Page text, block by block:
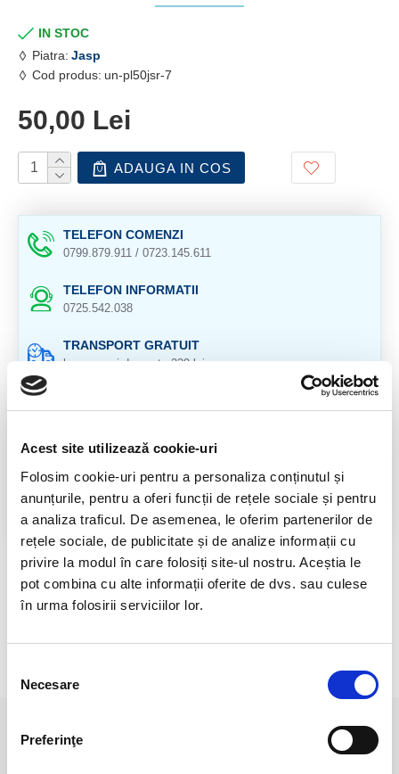
Acest site utilizează cookie-uri
Folosim cookie-uri pentru a personaliza conținutul și
anunțurile, pentru a oferi funcții de rețele sociale și pentru
a analiza traficul. De asemenea, le oferim partenerilor de
rețele sociale, de publicitate și de analize informații cu
privire la modul în care folosiți site-ul nostru. Aceștia le
pot combina cu alte informații oferite de dvs. sau culese
în urma folosirii serviciilor lor.
consimțământului
Necesare
Preferinţe
IN STOC
Piatra: Jasp
Cod produs: un-pl50jsr-7
50,00 Lei
ADAUGA IN COS
TELEFON COMENZI
0799.879.911 / 0723.145.611
TELEFON INFORMATII
0725.542.038
TRANSPORT GRATUIT
la comenzi de peste 239 lei
RETURNARE PRODUSE
in 14 zile si banii inapoi
Provenienta :
PRODUSE ASEMANATOARE